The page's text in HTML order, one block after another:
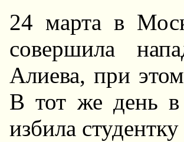
24 марта в
совершила
Алиева, при
В тот же день в
избила